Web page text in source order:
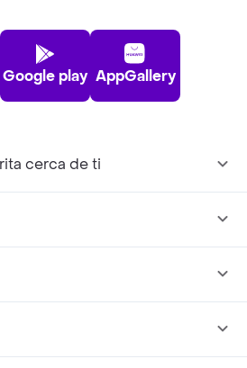
Google play AppGallery
cerca de ti